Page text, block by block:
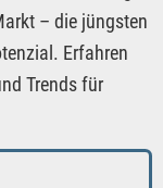
– die jüngsten
Erfahren
Trends für